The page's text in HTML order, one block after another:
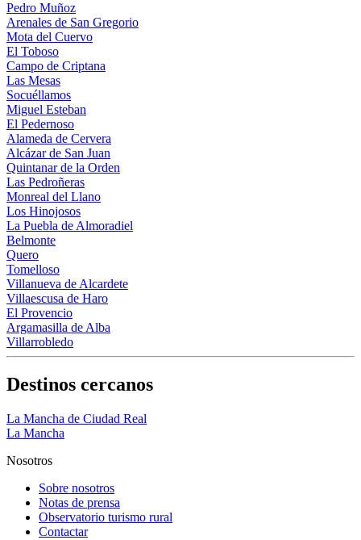
Pedro Muñoz
Arenales de San Gregorio
Mota del Cuervo
El Toboso
Campo de Criptana
Las Mesas
Socuéllamos
Miguel Esteban
El Pedernoso
Alameda de Cervera
Alcázar de San Juan
Quintanar de la Orden
Las Pedroñeras
Monreal del Llano
Los Hinojosos
La Puebla de Almoradiel
Belmonte
Quero
Tomelloso
Villanueva de Alcardete
Villaescusa de Haro
El Provencio
Argamasilla de Alba
Villarrobledo
Destinos cercanos
La Mancha de Ciudad Real
La Mancha
Nosotros
Sobre nosotros
Notas de prensa
Observatorio turismo rural
Contactar